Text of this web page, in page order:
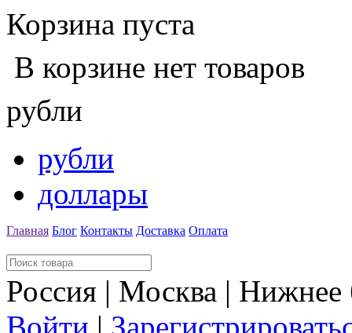
Корзина пуста
В корзине нет товаров
рубли
рубли
доллары
Главная Блог Контакты Доставка Оплата
Россия | Москва |